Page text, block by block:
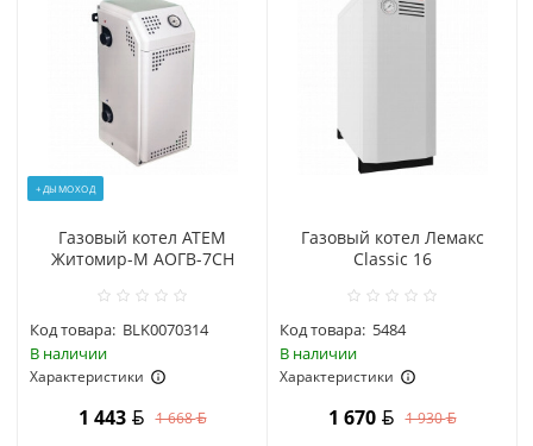
+ДЫМОХОД
Газовый котел АТЕМ
Житомир-М АОГВ-7СН
Код товара: BLK0070314
В наличии
Характеристики
1 443 1 668
Газовый котел Лемакс
Classic 16
Код товара: 5484
В наличии
Характеристики
1 670 1 930